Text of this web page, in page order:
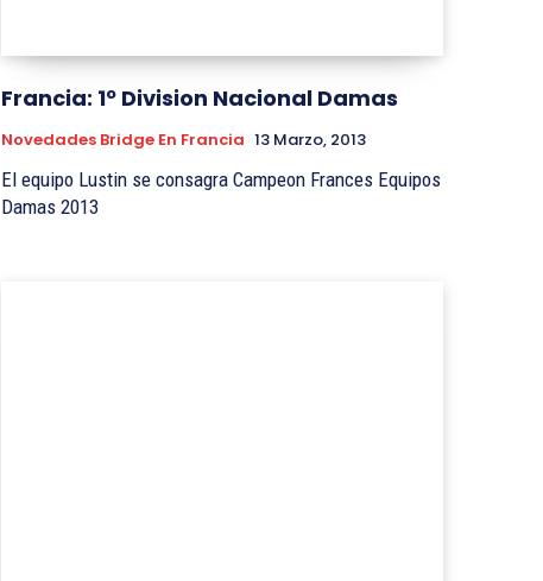
Francia: 1º Division Nacional Damas
Novedades Bridge En Francia 13 Marzo, 2013
El equipo Lustin se consagra Campeon Frances Equipos
Damas 2013